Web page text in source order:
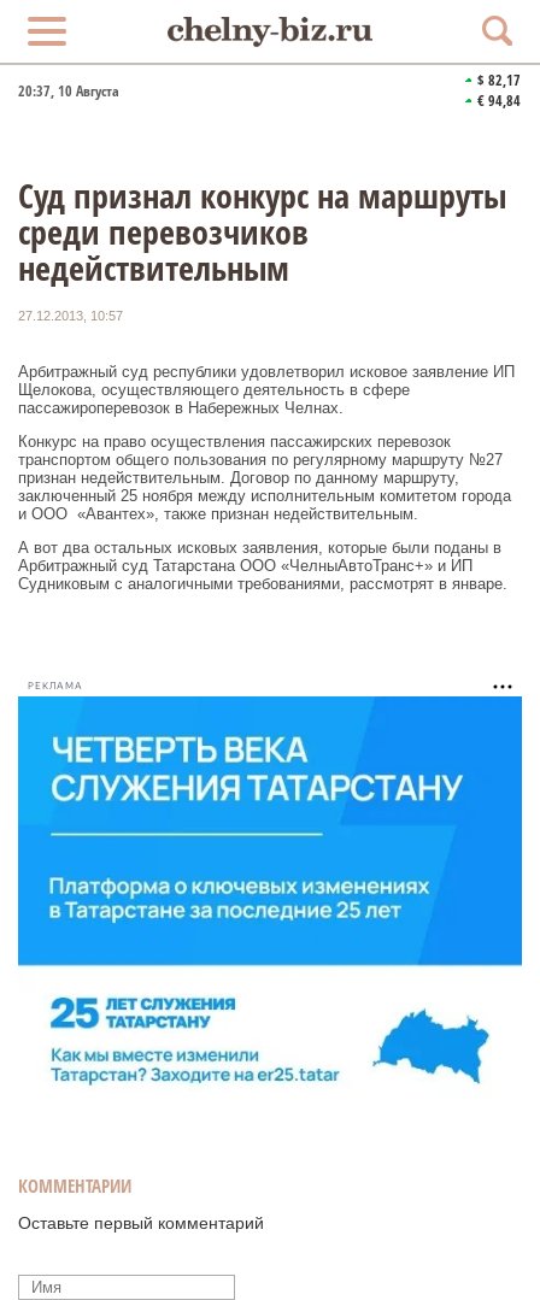
20:37, 10 Августа
$ 82,17
€ 94,84
Суд признал конкурс на маршруты
среди перевозчиков
недействительным
27.12.2013, 10:57
Арбитражный суд республики удовлетворил исковое заявление ИП
Щелокова, осуществляющего деятельность в сфере
пассажироперевозок в Набережных Челнах.
Конкурс на право осуществления пассажирских перевозок
транспортом общего пользования по регулярному маршруту №27
признан недействительным. Договор по данному маршруту,
заключенный 25 ноября между исполнительным комитетом города
и ООО «Авантех», также признан недействительным.
А вот два остальных исковых заявления, которые были поданы в
Арбитражный суд Татарстана ООО «ЧелныАвтоТранс+» и ИП
Судниковым с аналогичными требованиями, рассмотрят в январе.
РЕКЛАМА
КОММЕНТАРИИ
Оставьте первый комментарий